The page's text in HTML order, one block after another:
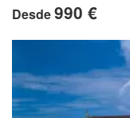
Desde990 €